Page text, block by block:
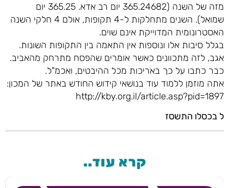
מזה של השנה (365.24682 יום רב אדא. 365.25 יום
שמואל). השנים מתחלקות ל-4 תקופות, אולם 4 חלקי השנה
האסטרונומית המדוייקת אינם שוים.
בגלל סיבות אלו ונוספות אין התאמה בין התקופות השונות.
אגב, לזה מתכוונים כאשר אומרים שהפסח מתרחק מהאביב.
כבר כתבו על כך באריכות מכל ההיבטים, ואכמ"ל.
אתה מוזמן ללמוד עוד בנושאי קידוש החודש באתר של המכון:
http://kby.org.il/article.asp?pid=1897
ל בכסלו התשסז
קרא עוד..